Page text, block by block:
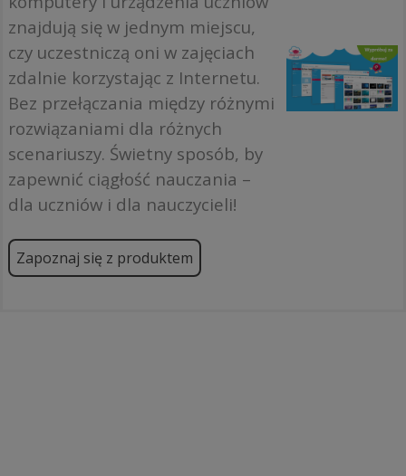
znajdują się w jednym miejscu,
czy uczestniczą oni w zajęciach
zdalnie korzystając z Internetu.
Bez przełączania między różnymi
rozwiązaniami dla różnych
scenariuszy. Świetny sposób, by
zapewnić ciągłość nauczania –
dla uczniów i dla nauczycieli!
Zapoznaj się z produktem